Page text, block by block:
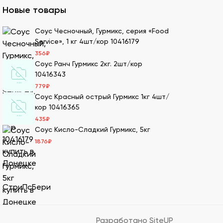
суши оптом – кунжутные семена в разной
оптовой партией в нашей компании.
20-летний опыт в этой сфере, поэтому
Мы дорожим репутацией и заботимся о
продукции.
здесь можно сделать онлайн-заказ –
с оптимальными условиями хранения –
заказов, обеспечивая свежесть
и помогают формировать
Новые товары
Соус Чесночный, Гурмикс, серия «Food
Service», 1 кг 4шт/кор 10416179
356₽
Соус Ранч Гурмикс 2кг. 2шт/кор
10416343
779₽
Соус Красный острый Гурмикс 1кг 4шт/
кор 10416365
435₽
Соус Кисло-Сладкий Гурмикс, 5кг
1876₽
Разработано SiteUP